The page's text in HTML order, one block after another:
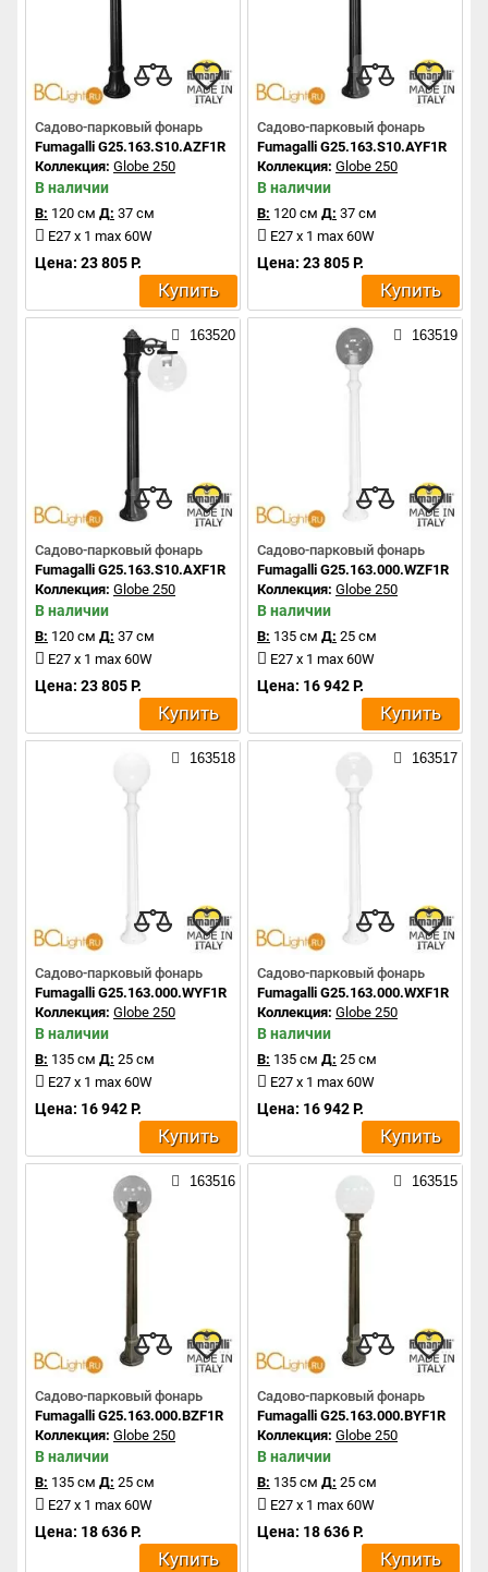
Садово-парковый фонарь
Fumagalli G25.163.S10.AZF1R
Коллекция: Globe 250
В наличии
В: 120 см Д: 37 см
E27 x 1 max 60W
Цена: 23 805 Р.
Купить
Садово-парковый фонарь
Fumagalli G25.163.S10.AYF1R
Коллекция: Globe 250
В наличии
В: 120 см Д: 37 см
E27 x 1 max 60W
Цена: 23 805 Р.
Купить
163520
Садово-парковый фонарь
Fumagalli G25.163.S10.AXF1R
Коллекция: Globe 250
В наличии
В: 120 см Д: 37 см
E27 x 1 max 60W
Цена: 23 805 Р.
Купить
163519
Садово-парковый фонарь
Fumagalli G25.163.000.WZF1R
Коллекция: Globe 250
В наличии
В: 135 см Д: 25 см
E27 x 1 max 60W
Цена: 16 942 Р.
Купить
163518
Садово-парковый фонарь
Fumagalli G25.163.000.WYF1R
Коллекция: Globe 250
В наличии
В: 135 см Д: 25 см
E27 x 1 max 60W
Цена: 16 942 Р.
Купить
163517
Садово-парковый фонарь
Fumagalli G25.163.000.WXF1R
Коллекция: Globe 250
В наличии
В: 135 см Д: 25 см
E27 x 1 max 60W
Цена: 16 942 Р.
Купить
163516
Садово-парковый фонарь
Fumagalli G25.163.000.BZF1R
Коллекция: Globe 250
В наличии
В: 135 см Д: 25 см
E27 x 1 max 60W
Цена: 18 636 Р.
Купить
163515
Садово-парковый фонарь
Fumagalli G25.163.000.BYF1R
Коллекция: Globe 250
В наличии
В: 135 см Д: 25 см
E27 x 1 max 60W
Цена: 18 636 Р.
Купить